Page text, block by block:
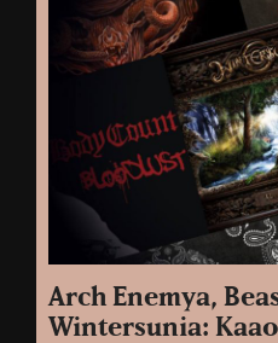
Arch Enemya,
Wintersunia: